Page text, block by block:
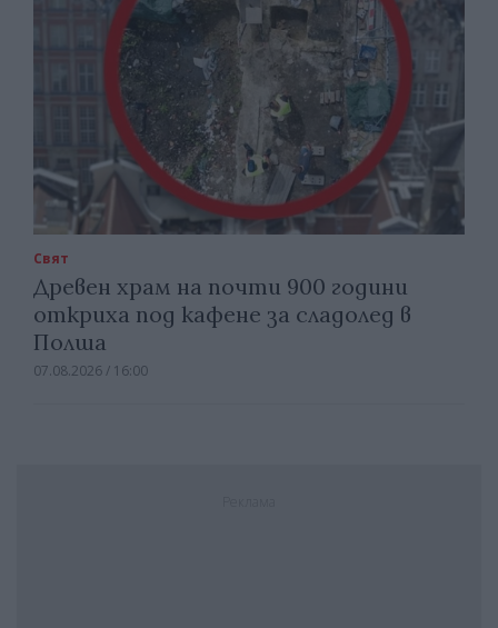
Свят
Древен храм на почти 900 години
откриха под кафене за сладолед в
Полша
07.08.2026 / 16:00